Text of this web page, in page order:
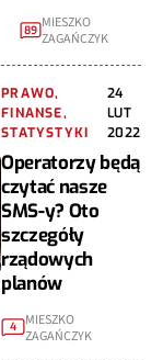
89 MIESZKO
ZAGAŃCZYK
PRAWO,
FINANSE,
STATYSTYKI
24
LUT
2022
Operatorzy będą
czytać nasze
SMS-y? Oto
szczegóły
rządowych
planów
4
MIESZKO
ZAGAŃCZYK